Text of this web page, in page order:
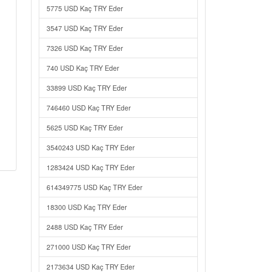
5775 USD Kaç TRY Eder
3547 USD Kaç TRY Eder
7326 USD Kaç TRY Eder
740 USD Kaç TRY Eder
33899 USD Kaç TRY Eder
746460 USD Kaç TRY Eder
5625 USD Kaç TRY Eder
3540243 USD Kaç TRY Eder
1283424 USD Kaç TRY Eder
614349775 USD Kaç TRY Eder
18300 USD Kaç TRY Eder
2488 USD Kaç TRY Eder
271000 USD Kaç TRY Eder
2173634 USD Kaç TRY Eder